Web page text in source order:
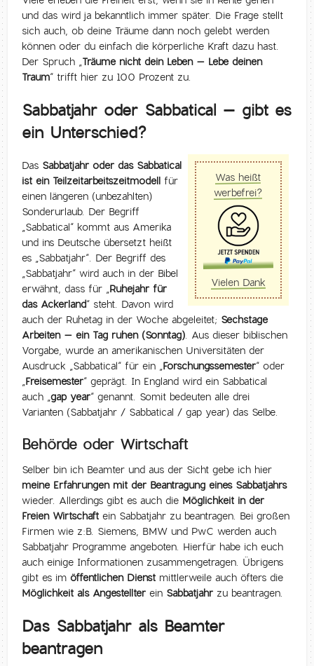
und das wird ja bekanntlich immer später. Die Frage stellt
sich auch, ob deine Träume dann noch gelebt werden
können oder du einfach die körperliche Kraft dazu hast.
Der Spruch „Träume nicht dein Leben – Lebe deinen
Traum“ trifft hier zu 100 Prozent zu.
Sabbatjahr oder Sabbatical – gibt es
ein Unterschied?
Was heißt
werbefrei?
Vielen Dank
Das Sabbatjahr oder das Sabbatical
ist ein Teilzeitarbeitszeitmodell für
einen längeren (unbezahlten)
Sonderurlaub. Der Begriff
„Sabbatical“ kommt aus Amerika
und ins Deutsche übersetzt heißt
es „Sabbatjahr“. Der Begriff des
„Sabbatjahr“ wird auch in der Bibel
erwähnt, dass für „Ruhejahr für
das Ackerland“ steht. Davon wird
auch der Ruhetag in der Woche abgeleitet; Sechstage
Arbeiten – ein Tag ruhen (Sonntag). Aus dieser biblischen
Vorgabe, wurde an amerikanischen Universitäten der
Ausdruck „Sabbatical“ für ein „Forschungssemester“ oder
„Freisemester“ geprägt. In England wird ein Sabbatical
auch „gap year“ genannt. Somit bedeuten alle drei
Varianten (Sabbatjahr / Sabbatical / gap year) das Selbe.
Behörde oder Wirtschaft
Selber bin ich Beamter und aus der Sicht gebe ich hier
meine Erfahrungen mit der Beantragung eines Sabbatjahrs
wieder. Allerdings gibt es auch die Möglichkeit in der
Freien Wirtschaft ein Sabbatjahr zu beantragen. Bei großen
Firmen wie z:B. Siemens, BMW und PwC werden auch
Sabbatjahr Programme angeboten. Hierfür habe ich euch
auch einige Informationen zusammengetragen. Übrigens
gibt es imöffentlichen Dienst mittlerweile auch öfters die
Möglichkeit als Angestellter ein Sabbatjahr zu beantragen.
Das Sabbatjahr als Beamter
beantragen